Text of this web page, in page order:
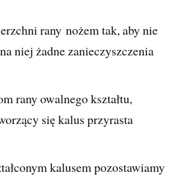
rany nożem tak, aby nie
niej żadne zanieczyszczenia
rany owalnego kształtu,
się kalus przyrasta
kalusem pozostawiamy